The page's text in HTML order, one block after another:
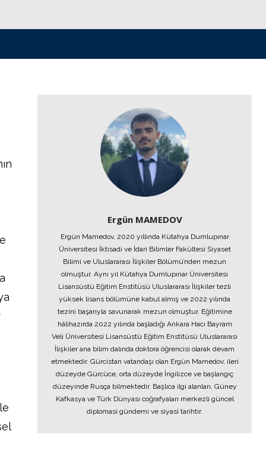
Ergün MAMEDOV
Ergün Mamedov, 2020 yıllında Kütahya Dumlupınar
Üniversitesi İktisadi ve İdari Bilimler Fakültesi Siyaset
Bilimi ve Uluslararası İlişkiler Bölümü’nden mezun
olmuştur. Aynı yıl Kütahya Dumlupınar Üniversitesi
Lisansüstü Eğitim Enstitüsü Uluslararası İlişkiler tezli
yüksek lisans bölümüne kabul almış ve 2022 yılında
tezini başarıyla savunarak mezun olmuştur. Eğitimine
hâlihazırda 2022 yılında başladığı Ankara Hacı Bayram
Veli Üniversitesi Lisansüstü Eğitim Enstitüsü Uluslararası
İlişkiler ana bilim dalında doktora öğrencisi olarak devam
etmektedir. Gürcistan vatandaşı olan Ergün Mamedov, ileri
düzeyde Gürcüce, orta düzeyde İngilizce ve başlangıç
düzeyinde Rusça bilmektedir. Başlıca ilgi alanları, Güney
Kafkasya ve Türk Dünyası coğrafyaları merkezli güncel
diplomasi gündemi ve siyasî tarihtir.